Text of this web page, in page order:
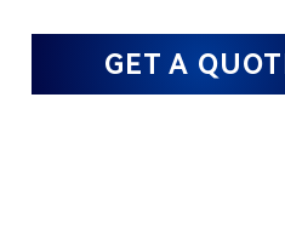
GET A